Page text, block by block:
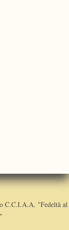
C.C.I.A.A. "Fedeltà al